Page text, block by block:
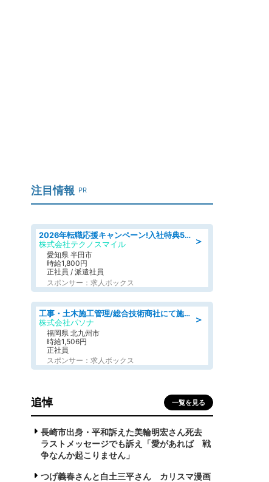
注目情報 PR
＞
2026年転職応援キャンペーン!入社特典58万円/デンソーで働こう!自動車工場で小型部品の検査業務 denso aichi
株式会社テクノスマイル
愛知県 半田市
時給1,800円
正社員 / 派遣社員
スポンサー：求人ボックス
＞
工事・土木施工管理/総合技術商社にて施工管理のお仕事/即日勤務可/車通勤可/工事・土木施工管理/生産・品質管理
株式会社パソナ
福岡県 北九州市
時給1,506円
正社員
スポンサー：求人ボックス
追悼 一覧を見る
長崎市出身・平和訴えた美輪明宏さん死去
ラストメッセージでも訴え「愛があれば 戦
争なんか起こりません」
つげ義春さんと白土三平さん カリスマ漫画